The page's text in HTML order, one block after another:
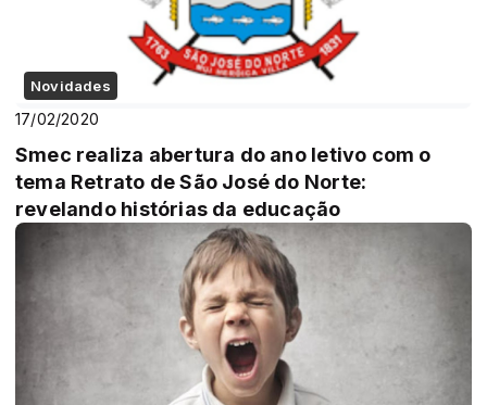
Novidades
17/02/2020
Smec realiza abertura do ano letivo com o
tema Retrato de São José do Norte:
revelando histórias da educação